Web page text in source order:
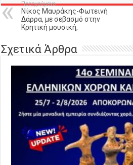
Προηγούμενο
Νίκος Μαυράκης-Φωτεινή
Δάρρα, με σεβασμό στην
Κρητική μουσική,
Σχετικά Άρθρα